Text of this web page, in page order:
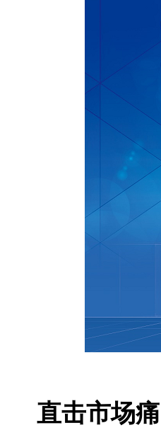
直击市场